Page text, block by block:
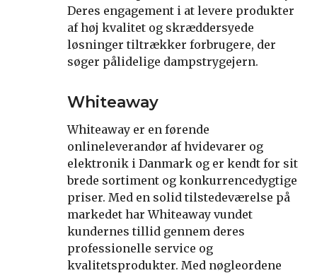
Deres engagement i at levere produkter
af høj kvalitet og skræddersyede
løsninger tiltrækker forbrugere, der
søger pålidelige dampstrygejern.
Whiteaway
Whiteaway er en førende
onlineleverandør af hvidevarer og
elektronik i Danmark og er kendt for sit
brede sortiment og konkurrencedygtige
priser. Med en solid tilstedeværelse på
markedet har Whiteaway vundet
kundernes tillid gennem deres
professionelle service og
kvalitetsprodukter. Med nøgleordene